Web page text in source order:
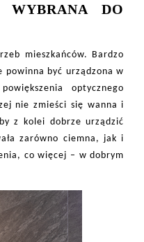
DO
mieszkańców. Bardzo
powinna być urządzona w
optycznego
nie zmieści się wanna i
z kolei dobrze urządzić
zarówno ciemna, jak i
co więcej – w dobrym